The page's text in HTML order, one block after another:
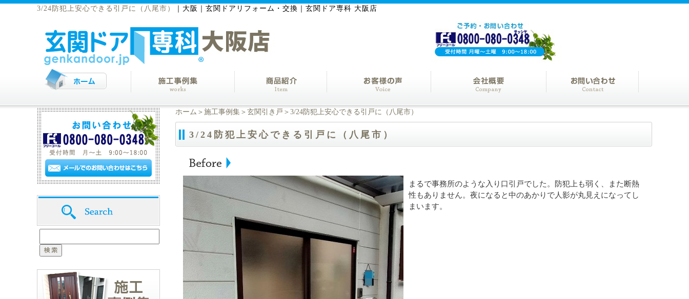
3/24防犯上安心できる引戸に（八尾市） 大阪｜玄関ドアリフォーム・交換｜玄関ドア専科 大阪店
ホーム ＞ 施工事例集 ＞ 玄関引き戸 ＞3/24防犯上安心できる引戸に（八尾市）
3/24防犯上安心できる引戸に（八尾市）
まるで事務所のような入り口引戸でした。防犯上も弱く、また断熱
性もありません。夜になると中のあかりで人影が丸見えになってし
まいます。